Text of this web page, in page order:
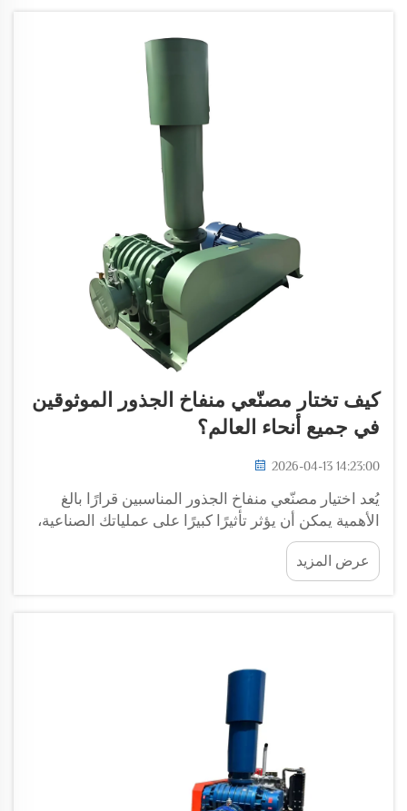
كيف تختار مصنّعي منفاخ الجذور الموثوقين
في جميع أنحاء العالم؟
2026-04-13 14:23:00
يُعد اختيار مصنّعي منفاخ الجذور المناسبين قرارًا بالغ
الأهمية يمكن أن يؤثر تأثيرًا كبيرًا على عملياتك الصناعية،
وتكاليف الصيانة، والإنتاجية على المدى الطويل. ومع
وجود عددٍ كبير من المصنّعين العاملين في قارات مختلفة،
يقدّم كلٌّ منهم...
عرض المزيد